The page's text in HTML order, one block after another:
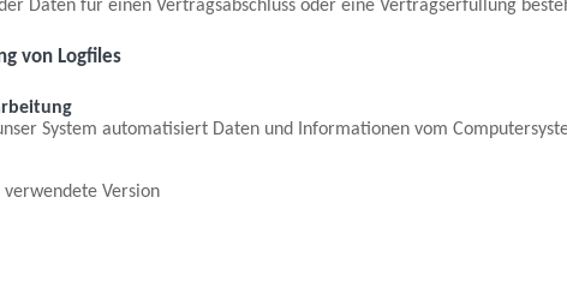
Daten für einen Vertragsabschluss oder eine Vertragserfüllung
von Logfiles
System automatisiert Daten und Informationen vom
Version